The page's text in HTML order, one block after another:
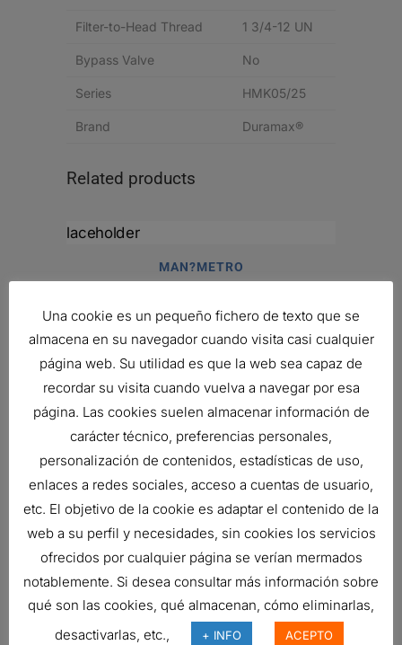
Filter-to-Head Thread 1 3/4-12 UN
Bypass Valve No
Series HMK05/25
Brand Duramax®
Related products
MAN?METRO
FILTRO DE VENTILACIÓN DEL
CÁRTER SPIRACLE
80,43€
Ref: P607673
MANÓMETRO
19,75€
Ref:X770225
Una cookie es un pequeño fichero de texto que se
almacena en su navegador cuando visita casi cualquier
página web. Su utilidad es que la web sea capaz de
recordar su visita cuando vuelva a navegar por esa
página. Las cookies suelen almacenar información de
carácter técnico, preferencias personales,
personalización de contenidos, estadísticas de uso,
enlaces a redes sociales, acceso a cuentas de usuario,
etc. El objetivo de la cookie es adaptar el contenido de la
web a su perfil y necesidades, sin cookies los servicios
ofrecidos por cualquier página se verían mermados
notablemente. Si desea consultar más información sobre
qué son las cookies, qué almacenan, cómo eliminarlas,
desactivarlas, etc.,
+ INFO ACEPTO